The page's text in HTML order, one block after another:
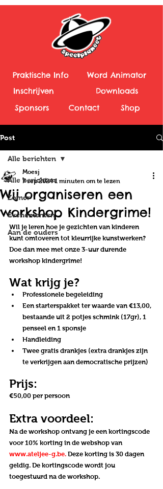
Praktische Info
Inschrijven
Word Animator
Downloads
Sponsors
Contact Shop
Post
Alle berichten
Zomer
Evenementen
Aan de ouders
Alle berichten
Wij organiseren een
workshop Kindergrime!
Moesj
7 sep 2024 1 minuten om te lezen
Wil je leren hoe je gezichten van kinderen
kunt omtoveren tot kleurrijke kunstwerken?
Doe dan mee met onze 3-uur durende
workshop kindergrime!
Wat krijg je?
Professionele begeleiding
Een starterspakket ter waarde van €13,00,
bestaande uit 2 potjes schmink (17gr), 1
penseel en 1 sponsje
Handleiding
Twee gratis drankjes (extra drankjes zijn
te verkrijgen aan democratische prijzen)
Prijs:
€50,00 per persoon
Extra voordeel:
Na de workshop ontvang je een kortingscode
voor 10% korting in de webshop van
www.ateljee-g.be. Deze korting is 30 dagen
geldig. De kortingscode wordt jou
toegestuurd na de workshop.